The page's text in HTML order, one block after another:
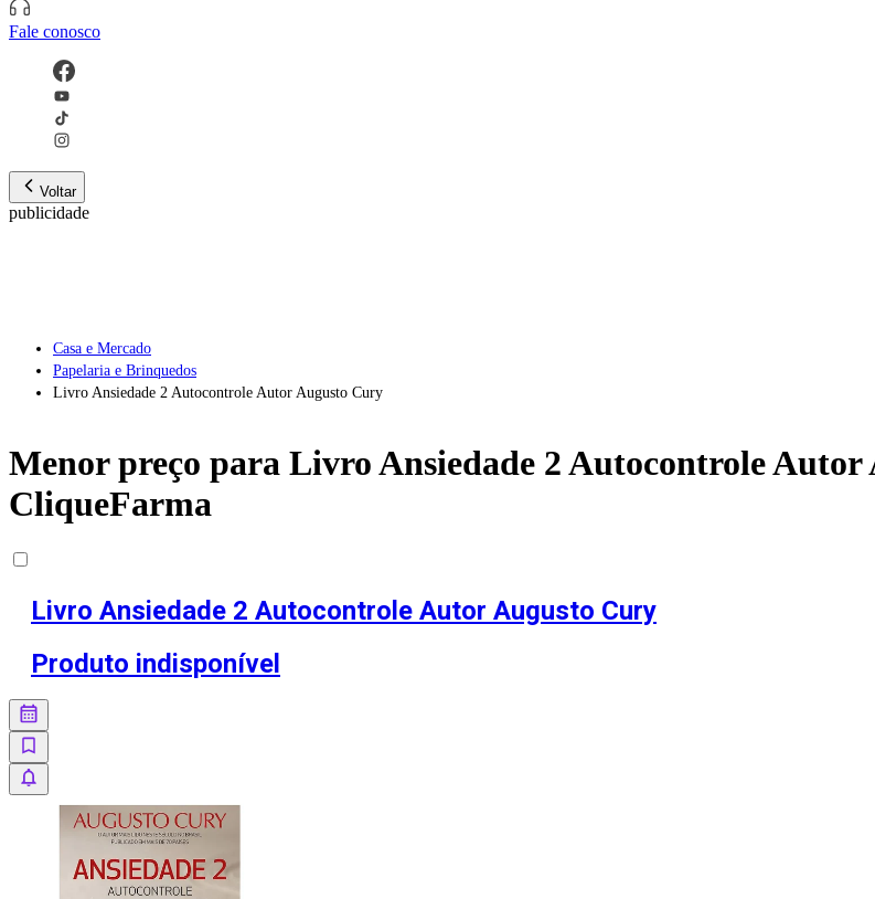
Fale conosco
Voltar
publicidade
Casa e Mercado
Papelaria e Brinquedos
Livro Ansiedade 2 Autocontrole Autor Augusto Cury
Menor preço para Livro Ansiedade 2 Autocontrole Autor
CliqueFarma
Livro Ansiedade 2 Autocontrole Autor Augusto Cury
Produto indisponível